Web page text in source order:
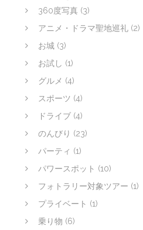
360度写真 (3)
アニメ・ドラマ聖地巡礼 (2)
お城 (3)
お試し (1)
グルメ (4)
スポーツ (4)
ドライブ (4)
のんびり (23)
パーティ (1)
パワースポット (10)
フォトラリー対象ツアー (1)
プライベート (1)
乗り物 (6)